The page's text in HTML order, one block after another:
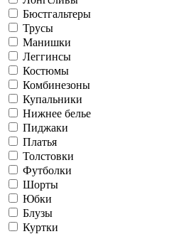
Бюстгальтеры
Трусы
Манишки
Леггинсы
Костюмы
Комбинезоны
Купальники
Нижнее белье
Пиджаки
Платья
Толстовки
Футболки
Шорты
Юбки
Блузы
Куртки